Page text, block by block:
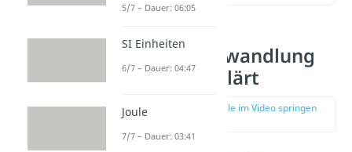
Energieumwandlung
einfach erklärt
zur Stelle im Video springen
5/7 – Dauer: 06:05
SI Einheiten
6/7 – Dauer: 04:47
Joule
7/7 – Dauer: 03:41